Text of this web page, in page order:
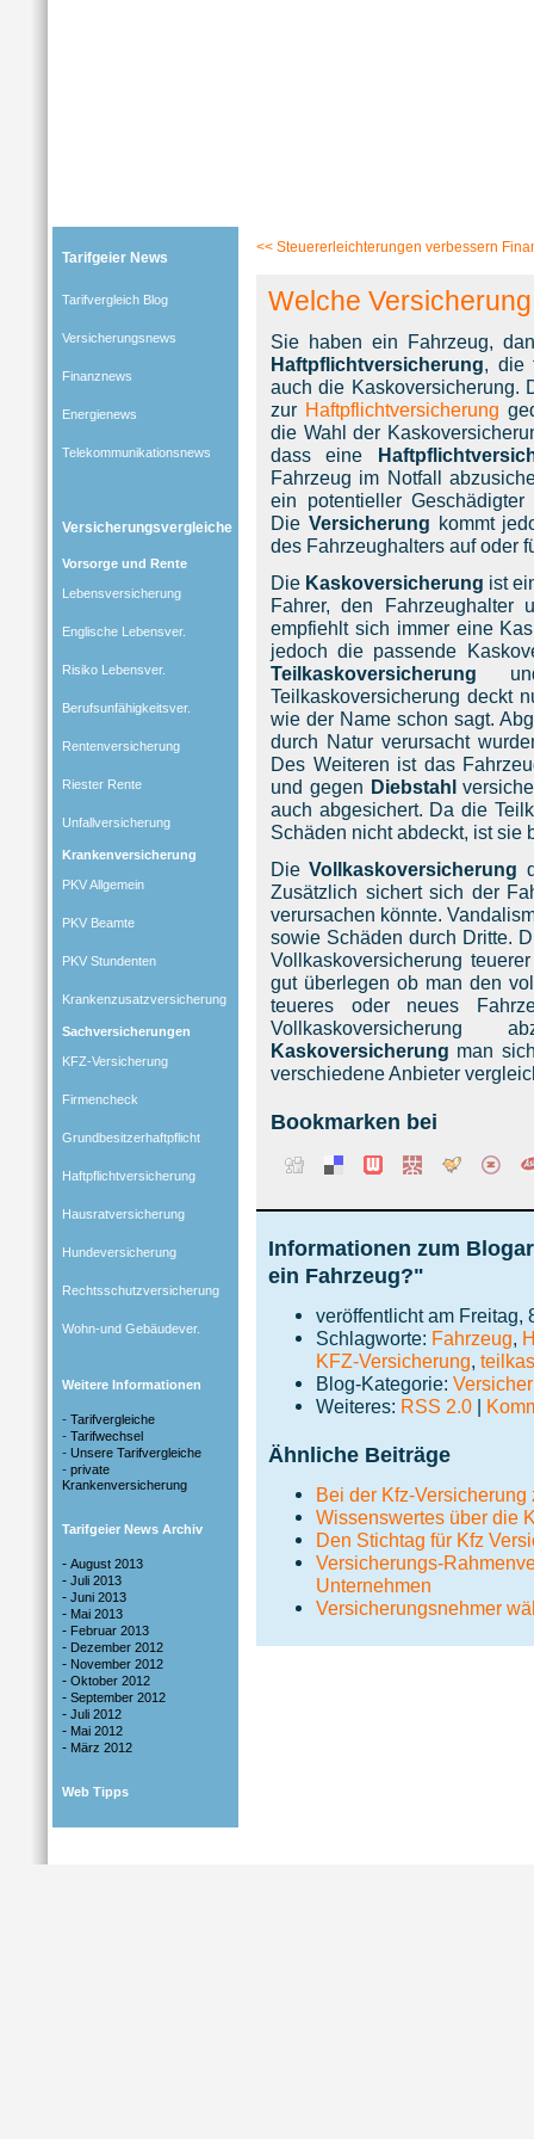
Tarifgeier News
Tarifvergleich Blog
Versicherungsnews
Finanznews
Energienews
Telekommunikationsnews
Versicherungsvergleiche
Vorsorge und Rente
Lebensversicherung
Englische Lebensver.
Risiko Lebensver.
Berufsunfähigkeitsver.
Rentenversicherung
Riester Rente
Unfallversicherung
Krankenversicherung
PKV Allgemein
PKV Beamte
PKV Stundenten
Krankenzusatzversicherung
Sachversicherungen
KFZ-Versicherung
Firmencheck
Grundbesitzerhaftpflicht
Haftpflichtversicherung
Hausratversicherung
Hundeversicherung
Rechtsschutzversicherung
Wohn-und Gebäudever.
Weitere Informationen
- Tarifvergleiche
- Tarifwechsel
- Unsere Tarifvergleiche
- private
Krankenversicherung
Tarifgeier News Archiv
- August 2013
- Juli 2013
- Juni 2013
- Mai 2013
- Februar 2013
- Dezember 2012
- November 2012
- Oktober 2012
- September 2012
- Juli 2012
- Mai 2012
- März 2012
Web Tipps
<< Steuererleichterungen verbessern
Welche
Sie haben ein Fahrzeug,
Haftpflichtversicherung, die
auch die Kaskoversicherung.
zur Haftpflichtversicherung
die Wahl der
dass eine
Fahrzeug im Notfall
ein potentieller
Die Versicherung kommt
des Fahrzeughalters auf oder
Die Kaskoversicherung ist
Fahrer, den Fahrzeughalter
empfiehlt sich immer eine
jedoch die passende
Teilkaskoversicherung
Teilkaskoversicherung deckt
wie der Name schon sagt.
durch Natur verursacht
Des Weiteren ist das
und gegen Diebstahl
auch abgesichert. Da die
Schäden nicht abdeckt, ist sie
Die Vollkaskoversicherung
Zusätzlich sichert sich der
verursachen könnte.
sowie Schäden durch Dritte.
Vollkaskoversicherung
gut überlegen ob man den
teueres oder neues
Kaskoversicherung man
verschiedene Anbieter
Bookmarken bei
Informationen zum
ein Fahrzeug?"
veröffentlicht am Freitag,
Schlagworte: Fahrzeug,
KFZ-Versicherung,
Blog-Kategorie:
Weiteres: RSS 2.0 |
Ähnliche Beiträge
Bei der Kfz-
Wissenswertes über die
Den Stichtag für Kfz
Versicherungs-
Unternehmen
Versicherungsnehmer